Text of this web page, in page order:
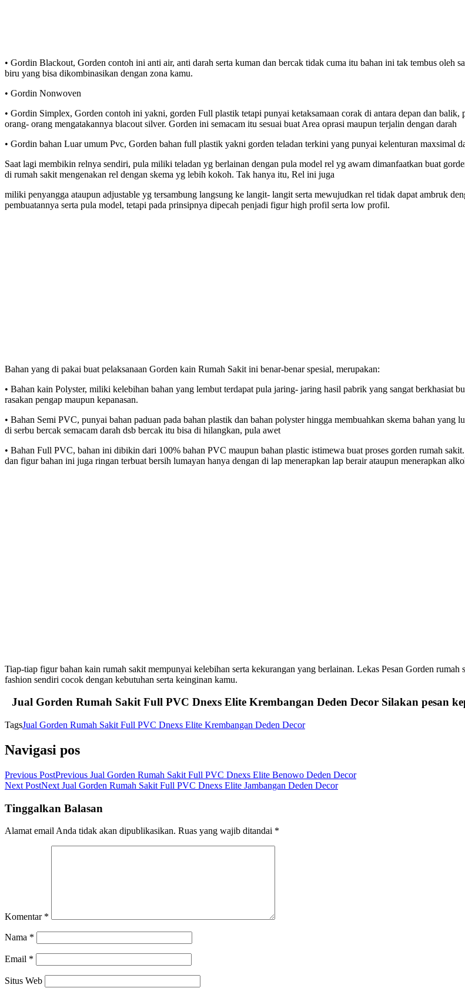
• Gordin Blackout, Gorden contoh ini anti air, anti darah serta kuman dan bercak tidak cuma itu bahan ini tak tembus oleh
biru yang bisa dikombinasikan dengan zona kamu.
• Gordin Nonwoven
• Gordin Simplex, Gorden contoh ini yakni, gorden Full plastik tetapi punyai ketaksamaan corak di antara depan dan
orang- orang mengatakannya blacout silver. Gorden ini semacam itu sesuai buat Area oprasi maupun terjalin dengan darah
• Gordin bahan Luar umum Pvc, Gorden bahan full plastik yakni gorden teladan terkini yang punyai kelenturan maxsimal
Saat lagi membikin relnya sendiri, pula miliki teladan yg berlainan dengan pula model rel yg awam dimanfaatkan buat
di rumah sakit mengenakan rel dengan skema yg lebih kokoh. Tak hanya itu, Rel ini juga
miliki penyangga ataupun adjustable yg tersambung langsung ke langit- langit serta mewujudkan rel tidak dapat ambruk
pembuatannya serta pula model, tetapi pada prinsipnya dipecah penjadi figur high profil serta low profil.
Bahan yang di pakai buat pelaksanaan Gorden kain Rumah Sakit ini benar-benar spesial, merupakan:
• Bahan kain Polyster, miliki kelebihan bahan yang lembut terdapat pula jaring- jaring hasil pabrik yang sangat berkhasiat
rasakan pengap maupun kepanasan.
• Bahan Semi PVC, punyai bahan paduan pada bahan plastik dan bahan polyster hingga membuahkan skema bahan
di serbu bercak semacam darah dsb bercak itu bisa di hilangkan, pula awet
• Bahan Full PVC, bahan ini dibikin dari 100% bahan PVC maupun bahan plastic istimewa buat proses gorden rumah
dan figur bahan ini juga ringan terbuat bersih lumayan hanya dengan di lap menerapkan lap berair ataupun menerapkan
Tiap-tiap figur bahan kain rumah sakit mempunyai kelebihan serta kekurangan yang berlainan. Lekas Pesan Gorden
fashion sendiri cocok dengan kebutuhan serta keinginan kamu.
Jual Gorden Rumah Sakit Full PVC Dnexs Elite Krembangan Deden Decor Silakan pesan
TagsJual Gorden Rumah Sakit Full PVC Dnexs Elite Krembangan Deden Decor
Navigasi pos
Previous PostPrevious Jual Gorden Rumah Sakit Full PVC Dnexs Elite Benowo Deden Decor
Next PostNext Jual Gorden Rumah Sakit Full PVC Dnexs Elite Jambangan Deden Decor
Tinggalkan Balasan
Alamat email Anda tidak akan dipublikasikan. Ruas yang wajib ditandai *
Komentar *
Nama *
Email *
Situs Web